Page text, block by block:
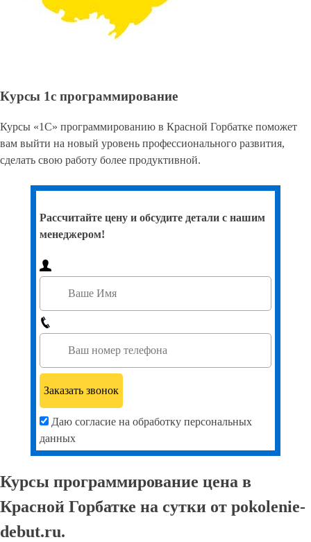
Курсы 1с программирование
Курсы «1С» программированию в Красной Горбатке поможет
вам выйти на новый уровень профессионального развития,
сделать свою работу более продуктивной.
Рассчитайте цену и обсудите детали с нашим
менеджером!
Даю согласие на обработку персональных
данных
Курсы программирование цена в
Красной Горбатке на сутки от pokolenie-
debut.ru.